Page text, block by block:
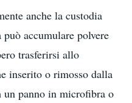
anche la custodia
accumulare polvere
trasferirsi allo
inserito o rimosso dalla
un panno in microfibra o